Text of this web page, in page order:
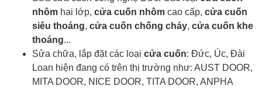
nhôm hai lớp, cửa cuốn nhôm cao cấp, cửa cuốn
siêu thoáng, cửa cuốn chống cháy, cửa cuốn khe
thoáng...
Sửa chữa, lắp đặt các loại cửa cuốn: Đức, Úc, Đài
Loan hiện đang có trên thị trường như: AUST DOOR,
MITA DOOR, NICE DOOR, TITA DOOR, ANPHA